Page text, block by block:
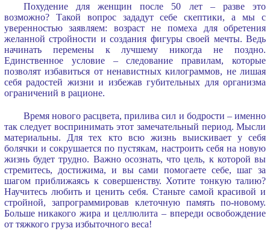
Похудение для женщин после 50 лет – разве это
возможно? Такой вопрос зададут себе скептики, а мы с
уверенностью заявляем: возраст не помеха для обретения
желанной стройности и создания фигуры своей мечты. Ведь
начинать перемены к лучшему никогда не поздно.
Единственное условие – следование правилам, которые
позволят избавиться от ненавистных килограммов, не лишая
себя радостей жизни и избежав губительных для организма
ограничений в рационе.
Время нового расцвета, прилива сил и бодрости – именно
так следует воспринимать этот замечательный период. Мысли
материальны. Для тех кто всю жизнь выискивает у себя
болячки и сокрушается по пустякам, настроить себя на новую
жизнь будет трудно. Важно осознать, что цель, к которой вы
стремитесь, достижима, и вы сами помогаете себе, шаг за
шагом приближаясь к совершенству. Хотите тонкую талию?
Научитесь любить и ценить себя. Станьте самой красивой и
стройной, запрограммировав клеточную память по-новому.
Больше никакого жира и целлюлита – впереди освобождение
от тяжкого груза избыточного веса!